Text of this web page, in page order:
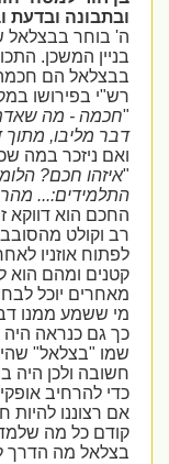
ובתבונה ובדעת
ה' בוחר בבצלאל
בניין המשכן.
בבצלאל הם חכמה,
רש"י בפירושו
חכמה - מה שאדם
דבר מליבו, מתוך
ואם ניזכר במה
איזהו חכם?
התלמידים:... מהר
החכם הוא דווקא
רב וקולט מהסובב
לפתוח אוזניו
קטנים ומהם הוא
מאחרים יוכל
מי ששמע ממנו
כך גם כנראה היה
שמו "בצלאל" שהיה
חשובה ולכן היה
כדי להרחיב אופקיו.
אם רצוננו להיות
קודם כל מה
בצלאל מה הדרך